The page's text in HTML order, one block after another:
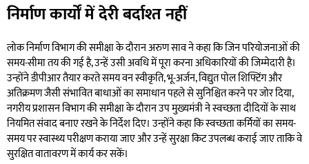
निर्माण कार्यों में देरी बर्दाश्त नहीं
लोक निर्माण विभाग की समीक्षा के दौरान अरुण साव ने कहा कि जिन परियोजनाओं की
समय-सीमा तय की गई है, उन्हें उसी अवधि में पूरा करना अधिकारियों की जिम्मेदारी है।
उन्होंने डीपीआर तैयार करते समय वन स्वीकृति, भू-अर्जन, विद्युत पोल शिफ्टिंग और
अतिक्रमण जैसी संभावित बाधाओं का समाधान पहले से सुनिश्चित करने पर जोर दिया,
नगरीय प्रशासन विभाग की समीक्षा के दौरान उप मुख्यमंत्री ने स्वच्छता दीदियों के साथ
नियमित संवाद बनाए रखने के निर्देश दिए। उन्होंने कहा कि स्वच्छता कर्मियों का समय-
समय पर स्वास्थ्य परीक्षण कराया जाए और उन्हें सुरक्षा किट उपलब्ध कराई जाए ताकि वे
सुरक्षित वातावरण में कार्य कर सकें।